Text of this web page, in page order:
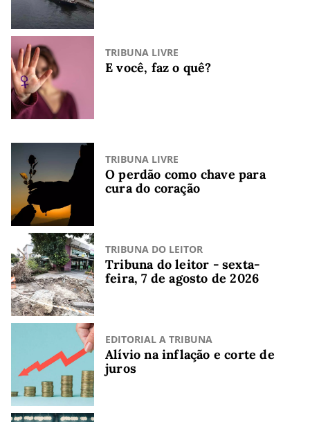
TRIBUNA LIVRE
E você, faz o quê?
TRIBUNA LIVRE
O perdão como chave para
cura do coração
TRIBUNA DO LEITOR
Tribuna do leitor - sexta-
feira, 7 de agosto de 2026
EDITORIAL A TRIBUNA
Alívio na inflação e corte de
juros